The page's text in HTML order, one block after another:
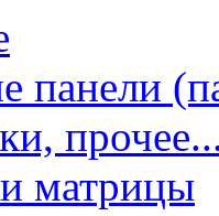
панели
матрицы